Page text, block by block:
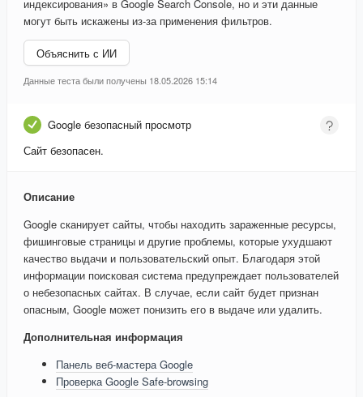
индексирования» в Google Search Console, но и эти данные
могут быть искажены из-за применения фильтров.
Объяснить с ИИ
Данные теста были получены 18.05.2026 15:14
Google безопасный просмотр
Сайт безопасен.
Описание
Google сканирует сайты, чтобы находить зараженные ресурсы,
фишинговые страницы и другие проблемы, которые ухудшают
качество выдачи и пользовательский опыт. Благодаря этой
информации поисковая система предупреждает пользователей
о небезопасных сайтах. В случае, если сайт будет признан
опасным, Google может понизить его в выдаче или удалить.
Дополнительная информация
Панель веб-мастера Google
Проверка Google Safe-browsing